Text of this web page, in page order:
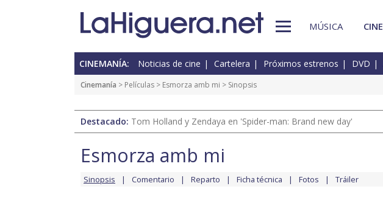
MÚSICA CINE
CINEMANÍA: Noticias de cine Cartelera Próximos estrenos DVD
Cinemanía > Películas > Esmorza amb mi > Sinopsis
Destacado: Tom Holland y Zendaya en 'Spider-man: Brand new day'
Esmorza amb mi
Sinopsis Comentario Reparto Ficha técnica Fotos Tráiler